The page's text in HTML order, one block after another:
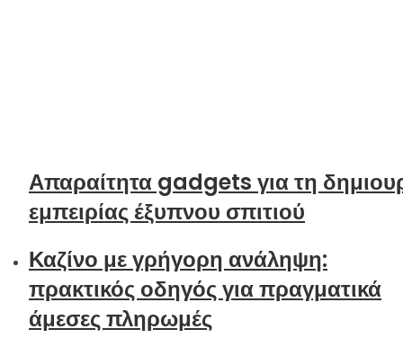
Απαραίτητα gadgets για τη
εμπειρίας έξυπνου σπιτιού
Καζίνο με γρήγορη ανάληψη:
πρακτικός οδηγός για πραγματικά
άμεσες πληρωμές